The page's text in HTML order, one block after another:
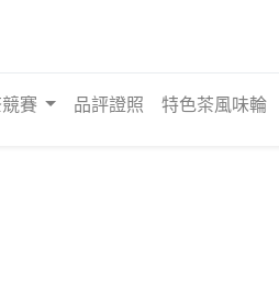
賽 品評證照 特色茶風味輪